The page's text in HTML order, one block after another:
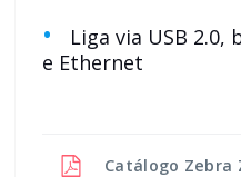
Liga via USB 2.0,
e Ethernet
Catálogo Zebra